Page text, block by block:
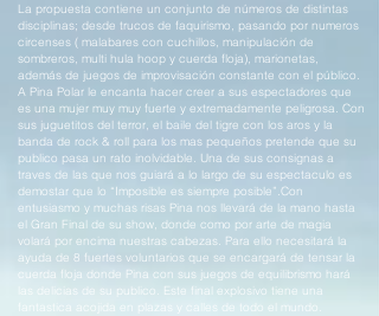
La propuesta contiene un conjunto de números de distintas
disciplinas; desde trucos de faquirismo, pasando por numeros
circenses ( malabares con cuchillos, manipulación de
sombreros, multi hula hoop y cuerda floja), marionetas,
además de juegos de improvisación constante con el público.
A Pina Polar le encanta hacer creer a sus espectadores que
es una mujer muy muy fuerte y extremadamente peligrosa. Con
sus juguetitos del terror, el baile del tigre con los aros y la
banda de rock & roll para los mas pequeños pretende que su
publico pasa un rato inolvidable. Una de sus consignas a
traves de las que nos guiará a lo largo de su espectaculo es
demostar que lo “Imposible es siempre posible”.Con
entusiasmo y muchas risas Pina nos llevará de la mano hasta
el Gran Final de su show, donde como por arte de magia
volará por encima nuestras cabezas. Para ello necesitará la
ayuda de 8 fuertes voluntarios que se encargará de tensar la
cuerda floja donde Pina con sus juegos de equilibrismo hará
las delicias de su publico. Este final explosivo tiene una
fantastica acojida en plazas y calles de todo el mundo.